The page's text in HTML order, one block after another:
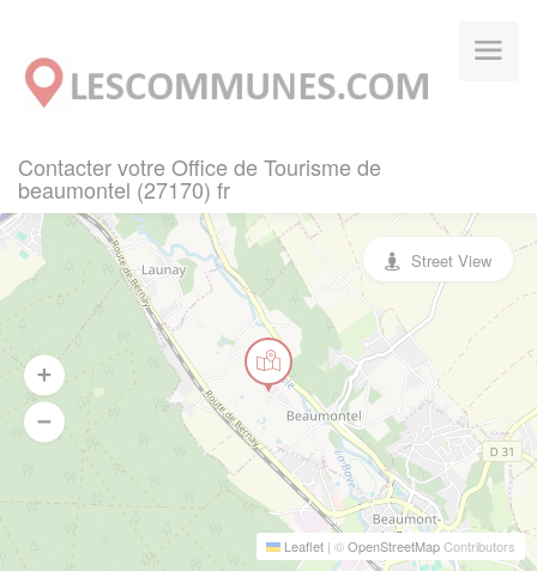
Contacter votre Office de Tourisme de
beaumontel (27170) fr
Leaflet | ©OpenStreetMapContributors
Street View